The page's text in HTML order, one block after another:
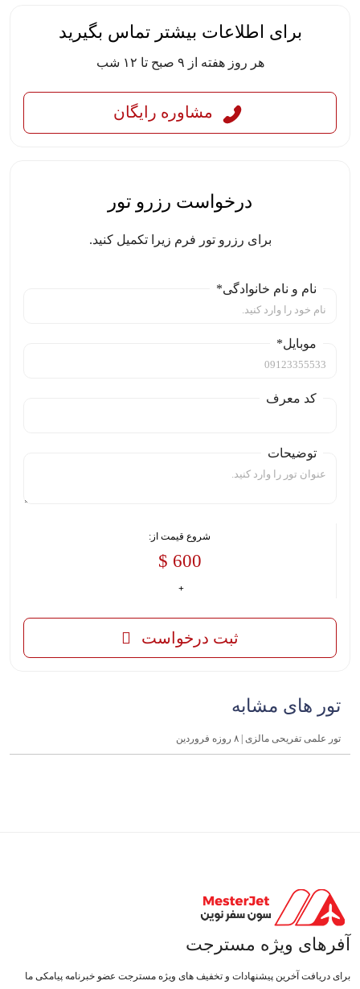
برای اطلاعات بیشتر تماس بگیرید
هر روز هفته از ۹ صبح تا ۱۲ شب
مشاوره رایگان
درخواست رزرو تور
برای رزرو تور فرم زیرا تکمیل کنید.
نام و نام خانوادگی*
موبایل*
کد معرف
توضیحات
شروع قیمت از:
600 $
ثبت درخواست
تور های مشابه
تور علمی تفریحی مالزی | ۸ روزه فروردین
آفرهای ویژه مسترجت
برای دریافت آخرین پیشنهادات و تخفیف های ویژه مسترجت عضو خبرنامه پیامکی ما